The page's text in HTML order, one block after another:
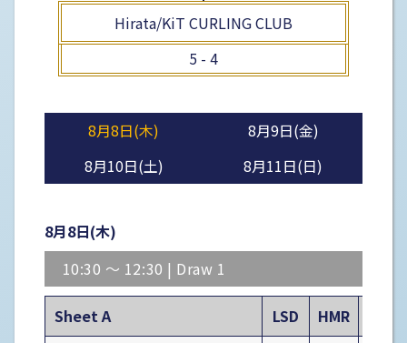
Hirata/KiT CURLING CLUB
5 - 4
8月8日(木)
8月9日(金)
8月10日(土)
8月11日(日)
8月8日(木)
10:30 〜 12:30 | Draw 1
Sheet A LSD HMR